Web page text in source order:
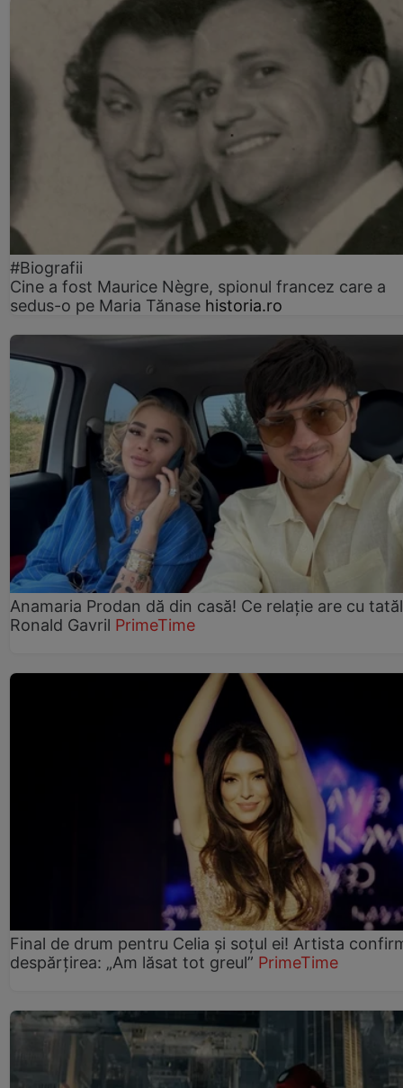
#Biografii
Cine a fost Maurice Nègre, spionul francez care a
sedus-o pe Maria Tănase historia.ro
Anamaria Prodan dă din casă! Ce relație are cu
Ronald Gavril PrimeTime
Final de drum pentru Celia și soțul ei! Artista
despărțirea: „Am lăsat tot greul” PrimeTime